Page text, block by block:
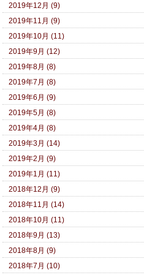
2019年12月 (9)
2019年11月 (9)
2019年10月 (11)
2019年9月 (12)
2019年8月 (8)
2019年7月 (8)
2019年6月 (9)
2019年5月 (8)
2019年4月 (8)
2019年3月 (14)
2019年2月 (9)
2019年1月 (11)
2018年12月 (9)
2018年11月 (14)
2018年10月 (11)
2018年9月 (13)
2018年8月 (9)
2018年7月 (10)